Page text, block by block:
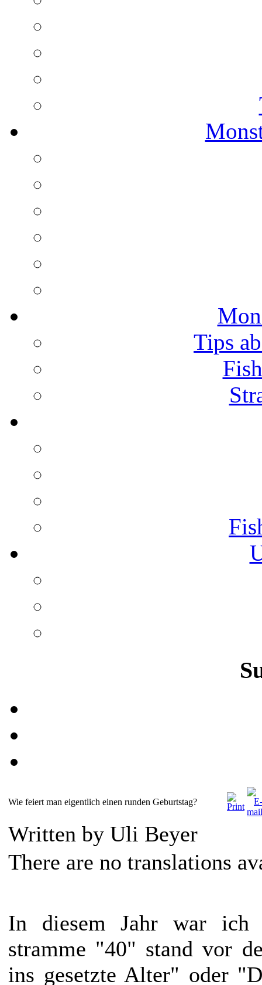
Tips
Wie feiert man eigentlich einen runden Geburtstag?
Written by Uli Beyer
There are no translations
In diesem Jahr war
stramme "40" stand vor
ins gesetzte Alter" oder